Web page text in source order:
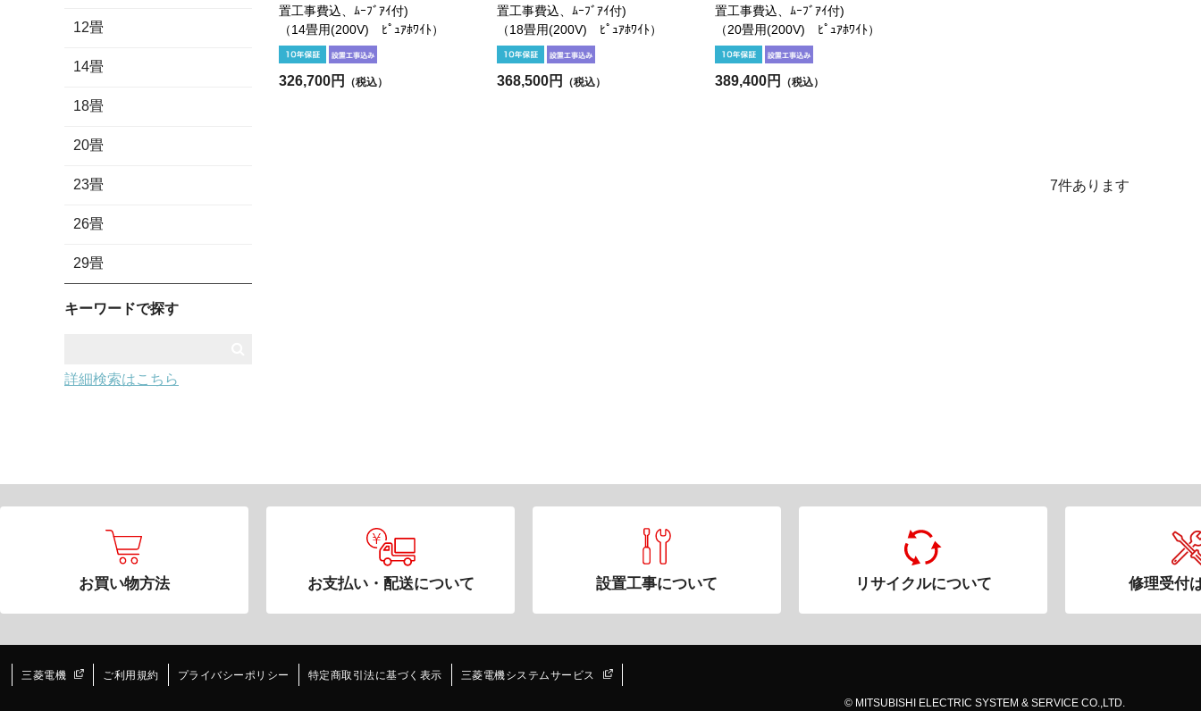
12畳
14畳
18畳
20畳
23畳
26畳
29畳
キーワードで探す
詳細検索はこちら
置工事費込、ﾑｰﾌﾞｱｲ付)
（14畳用(200V) ﾋﾟｭｱﾎﾜｲﾄ）
326,700円 （税込）
置工事費込、ﾑｰﾌﾞｱｲ付)
（18畳用(200V) ﾋﾟｭｱﾎﾜｲﾄ）
368,500円 （税込）
置工事費込、ﾑｰﾌﾞｱｲ付)
（20畳用(200V) ﾋﾟｭｱﾎﾜｲﾄ）
389,400円 （税込）
7件あります
お買い物方法 お支払い・配送について 設置工事について リサイクルについて 修理受付
三菱電機 ご利用規約 プライバシーポリシー 特定商取引法に基づく表示 三菱電機システムサービス
© MITSUBISHI ELECTRIC SYSTEM & SERVICE CO.,LTD.